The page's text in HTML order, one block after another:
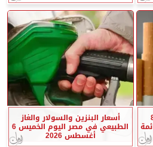
الجمعة 8 أسعار البنزين والسولار والغاز
الطبيعي في مصر اليوم الخميس 6
أغسطس 2026